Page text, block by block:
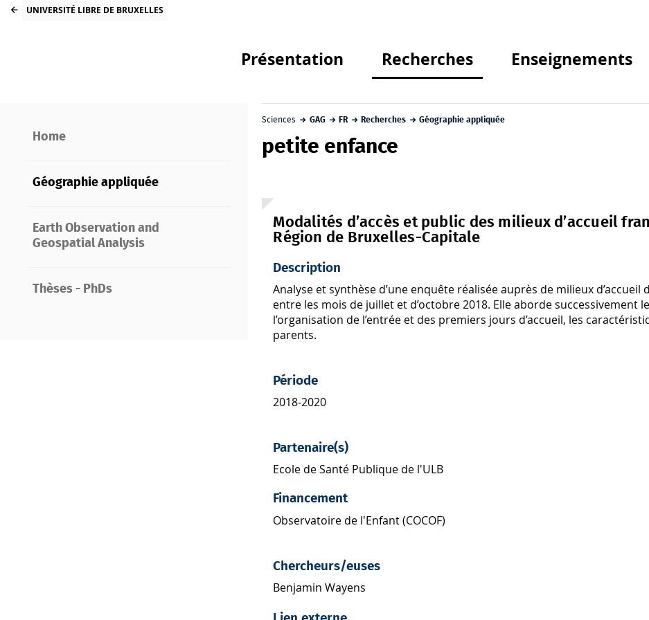
UNIVERSITÉ LIBRE DE BRUXELLES
Présentation Recherches Enseignements
Home
Géographie appliquée
Earth Observation and
Geospatial Analysis
Thèses - PhDs
Sciences GAG FR Recherches Géographie appliquée
petite enfance
Modalités d’accès et public des milieux d’accueil
Région de Bruxelles-Capitale
Description
Analyse et synthèse d’une enquête réalisée auprès de milieux
entre les mois de juillet et d’octobre 2018. Elle aborde successivement
l’organisation de l’entrée et des premiers jours d’accueil, les
parents.
Période
2018-2020
Partenaire(s)
Ecole de Santé Publique de l'ULB
Financement
Observatoire de l'Enfant (COCOF)
Chercheurs/euses
Benjamin Wayens